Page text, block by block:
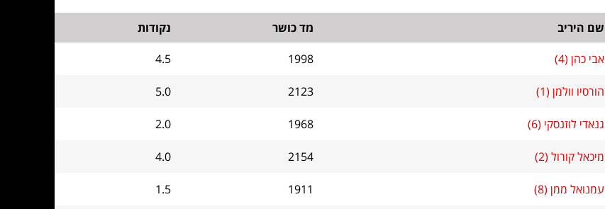
שם היריב מד כושר
נקודות
אבי כהן (4) 1998
4.5
הורסיו וולמן (1) 2123
5.0
גנאדי לוזנסקי (6) 1968
2.0
מיכאל קורול (2) 2154
4.0
עמנואל ממן (8) 1911
1.5